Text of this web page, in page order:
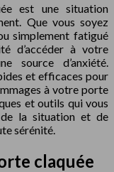
est une situation
Que vous soyez
simplement fatigué
d’accéder à votre
source d’anxiété.
et efficaces pour
à votre porte
et outils qui vous
la situation et de
sérénité.
claquée